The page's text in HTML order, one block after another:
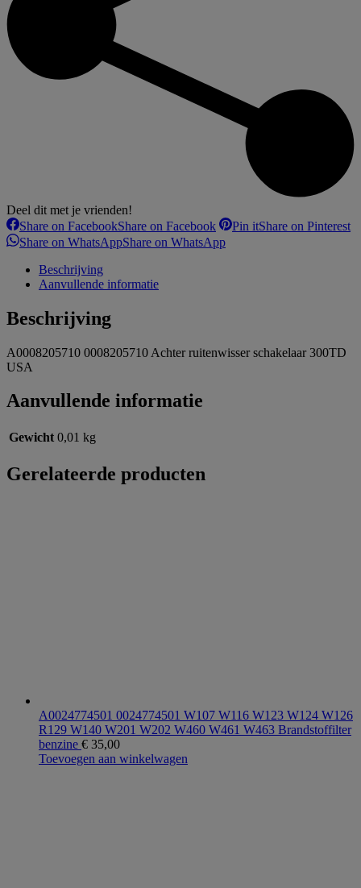
Deel dit met je vrienden!
Share on FacebookShare on Facebook Pin itShare on Pinterest
Share on WhatsAppShare on WhatsApp
Beschrijving
Aanvullende informatie
Beschrijving
A0008205710 0008205710 Achter ruitenwisser schakelaar 300TD
USA
Aanvullende informatie
Gewicht 0,01 kg
Gerelateerde producten
A0024774501 0024774501 W107 W116 W123 W124 W126
R129 W140 W201 W202 W460 W461 W463 Brandstoffilter
benzine € 35,00
Toevoegen aan winkelwagen